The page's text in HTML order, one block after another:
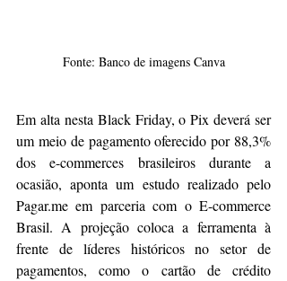
Fonte: Banco de imagens Canva
Em alta nesta Black Friday, o Pix deverá ser
um meio de pagamento oferecido por 88,3%
dos e-commerces brasileiros durante a
ocasião, aponta um estudo realizado pelo
Pagar.me em parceria com o E-commerce
Brasil. A projeção coloca a ferramenta à
frente de líderes históricos no setor de
pagamentos, como o cartão de crédito